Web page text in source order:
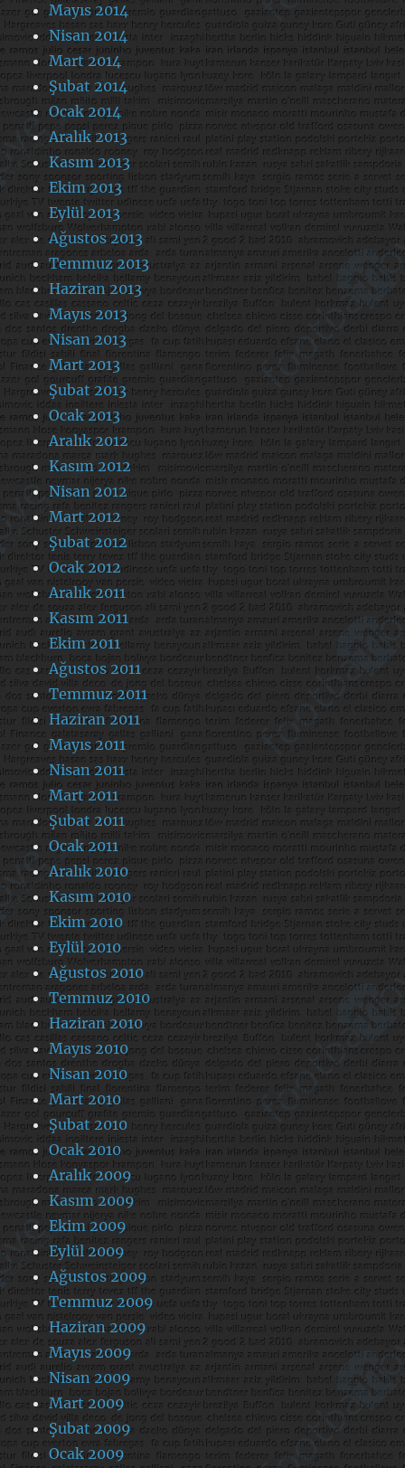
Mayıs 2014
Nisan 2014
Mart 2014
Şubat 2014
Ocak 2014
Aralık 2013
Kasım 2013
Ekim 2013
Eylül 2013
Ağustos 2013
Temmuz 2013
Haziran 2013
Mayıs 2013
Nisan 2013
Mart 2013
Şubat 2013
Ocak 2013
Aralık 2012
Kasım 2012
Nisan 2012
Mart 2012
Şubat 2012
Ocak 2012
Aralık 2011
Kasım 2011
Ekim 2011
Ağustos 2011
Temmuz 2011
Haziran 2011
Mayıs 2011
Nisan 2011
Mart 2011
Şubat 2011
Ocak 2011
Aralık 2010
Kasım 2010
Ekim 2010
Eylül 2010
Ağustos 2010
Temmuz 2010
Haziran 2010
Mayıs 2010
Nisan 2010
Mart 2010
Şubat 2010
Ocak 2010
Aralık 2009
Kasım 2009
Ekim 2009
Eylül 2009
Ağustos 2009
Temmuz 2009
Haziran 2009
Mayıs 2009
Nisan 2009
Mart 2009
Şubat 2009
Ocak 2009